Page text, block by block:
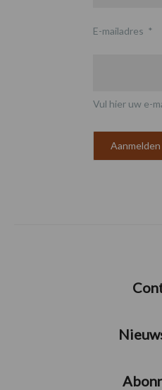
E-mailadres *
Vul hier uw e-